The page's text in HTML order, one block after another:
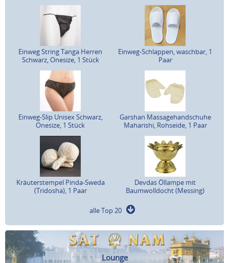
Einweg String Tanga Herren
Schwarz, Onesize, 1 Stück
Einweg-Schlappen, waschbar, 1
Paar
Einweg-Slip Unisex Schwarz,
Onesize, 1 Stück
Garshan Massagehandschuhe
Maharishi, Rohseide, 1 Paar
Kräuterstempel Pinda-Sweda
(Tridosha), 1 Paar
Devdas Öllampe mit
Baumwolldocht (Messing)
alle Top 20
Lounge